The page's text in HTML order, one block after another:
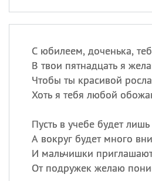
С юбилеем, доченька,
В твои пятнадцать я
Чтобы ты красивой
Хоть я тебя любой
Пусть в учебе будет лишь
А вокруг будет много
И мальчишки приглашают
От подружек желаю